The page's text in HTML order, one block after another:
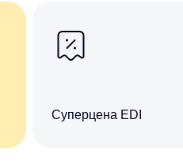
Суперцена EDI